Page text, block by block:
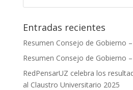
Entradas recientes
Resumen Consejo de Gobierno
Resumen Consejo de Gobierno
RedPensarUZ celebra los
al Claustro Universitario 2025